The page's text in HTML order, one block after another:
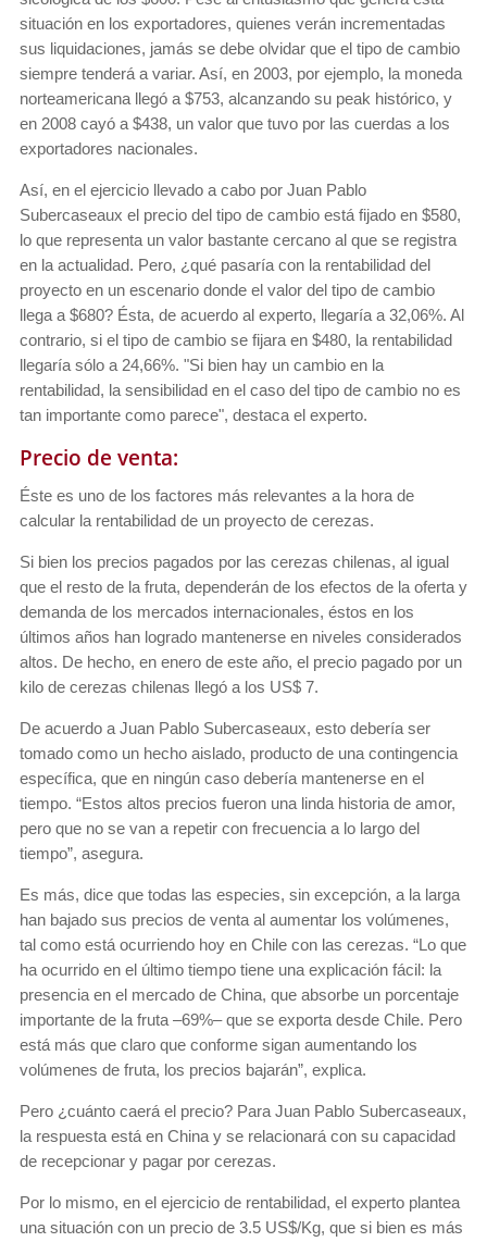
situación en los exportadores, quienes verán incrementadas
sus liquidaciones, jamás se debe olvidar que el tipo de cambio
siempre tenderá a variar. Así, en 2003, por ejemplo, la moneda
norteamericana llegó a $753, alcanzando su peak histórico, y
en 2008 cayó a $438, un valor que tuvo por las cuerdas a los
exportadores nacionales.
Así, en el ejercicio llevado a cabo por Juan Pablo
Subercaseaux el precio del tipo de cambio está fijado en $580,
lo que representa un valor bastante cercano al que se registra
en la actualidad. Pero, ¿qué pasaría con la rentabilidad del
proyecto en un escenario donde el valor del tipo de cambio
llega a $680? Ésta, de acuerdo al experto, llegaría a 32,06%. Al
contrario, si el tipo de cambio se fijara en $480, la rentabilidad
llegaría sólo a 24,66%. "Si bien hay un cambio en la
rentabilidad, la sensibilidad en el caso del tipo de cambio no es
tan importante como parece", destaca el experto.
Precio de venta:
Éste es uno de los factores más relevantes a la hora de
calcular la rentabilidad de un proyecto de cerezas.
Si bien los precios pagados por las cerezas chilenas, al igual
que el resto de la fruta, dependerán de los efectos de la oferta y
demanda de los mercados internacionales, éstos en los
últimos años han logrado mantenerse en niveles considerados
altos. De hecho, en enero de este año, el precio pagado por un
kilo de cerezas chilenas llegó a los US$ 7.
De acuerdo a Juan Pablo Subercaseaux, esto debería ser
tomado como un hecho aislado, producto de una contingencia
específica, que en ningún caso debería mantenerse en el
tiempo. “Estos altos precios fueron una linda historia de amor,
pero que no se van a repetir con frecuencia a lo largo del
tiempo”, asegura.
Es más, dice que todas las especies, sin excepción, a la larga
han bajado sus precios de venta al aumentar los volúmenes,
tal como está ocurriendo hoy en Chile con las cerezas. “Lo que
ha ocurrido en el último tiempo tiene una explicación fácil: la
presencia en el mercado de China, que absorbe un porcentaje
importante de la fruta –69%– que se exporta desde Chile. Pero
está más que claro que conforme sigan aumentando los
volúmenes de fruta, los precios bajarán”, explica.
Pero ¿cuánto caerá el precio? Para Juan Pablo Subercaseaux,
la respuesta está en China y se relacionará con su capacidad
de recepcionar y pagar por cerezas.
Por lo mismo, en el ejercicio de rentabilidad, el experto plantea
una situación con un precio de 3.5 US$/Kg, que si bien es más